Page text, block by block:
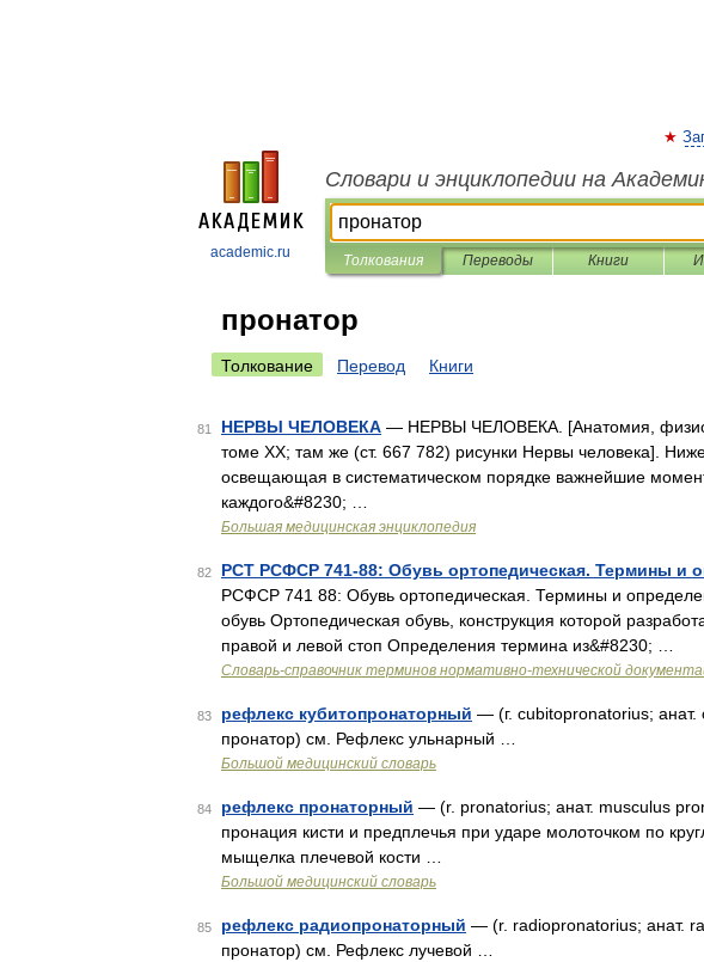
academic.ru
Словари и энциклопедии на
Толкования Переводы Книги
пронатор
Толкование Перевод Книги
81 НЕРВЫ ЧЕЛОВЕКА — НЕРВЫ ЧЕЛОВЕКА. [Анатомия,
томе XX; там же (ст. 667 782) рисунки Нервы человека].
освещающая в систематическом порядке важнейшие
каждого&#8230; …
Большая медицинская энциклопедия
82 РСТ РСФСР 741-88: Обувь ортопедическая. Термины и
РСФСР 741 88: Обувь ортопедическая. Термины и
обувь Ортопедическая обувь, конструкция которой
правой и левой стоп Определения термина из&#8230; …
Словарь-справочник терминов нормативно-технической
83 рефлекс кубитопронаторный — (г. cubitopronatorius; анат.
пронатор) см. Рефлекс ульнарный …
Большой медицинский словарь
84 рефлекс пронаторный — (r. pronatorius; анат. musculus
пронация кисти и предплечья при ударе молоточком по
мыщелка плечевой кости …
Большой медицинский словарь
85 рефлекс радиопронаторный — (r. radiopronatorius; анат.
пронатор) см. Рефлекс лучевой …